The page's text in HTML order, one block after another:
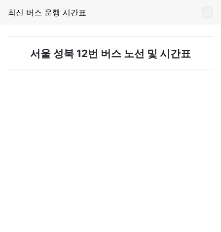
최신 버스 운행 시간표
서울 성북 12번 버스 노선 및 시간표